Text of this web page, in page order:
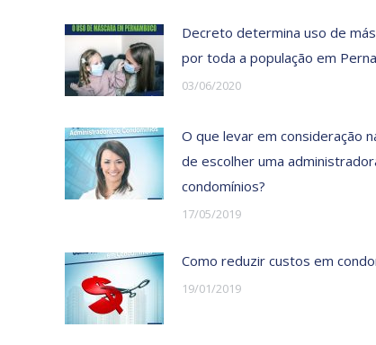
Decreto determina uso de
por toda a população em
03/06/2020
O que levar em consideração
de escolher uma
condomínios?
17/05/2019
Como reduzir custos em
19/01/2019